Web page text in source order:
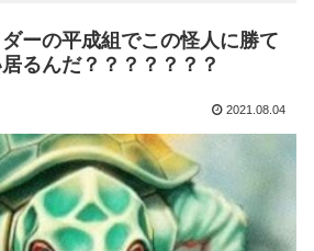
ダーの平成組でこの怪人に勝て
るんだ？？？？？？？
2021.08.04